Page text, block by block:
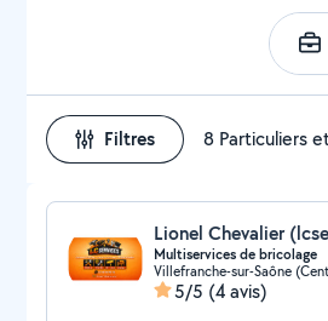
Filtres 8 Particuliers
Lionel Chevalier
Multiservices de bricolage
5/5 (4 avis)